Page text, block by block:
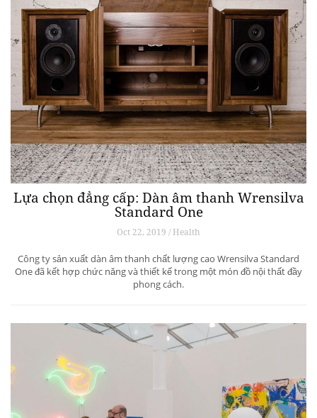
Lựa chọn đẳng cấp: Dàn âm thanh Wrensilva
Standard One
Oct 22, 2019 / Health
Công ty sản xuất dàn âm thanh chất lượng cao Wrensilva Standard
One đã kết hợp chức năng và thiết kế trong một món đồ nội thất đầy
phong cách.